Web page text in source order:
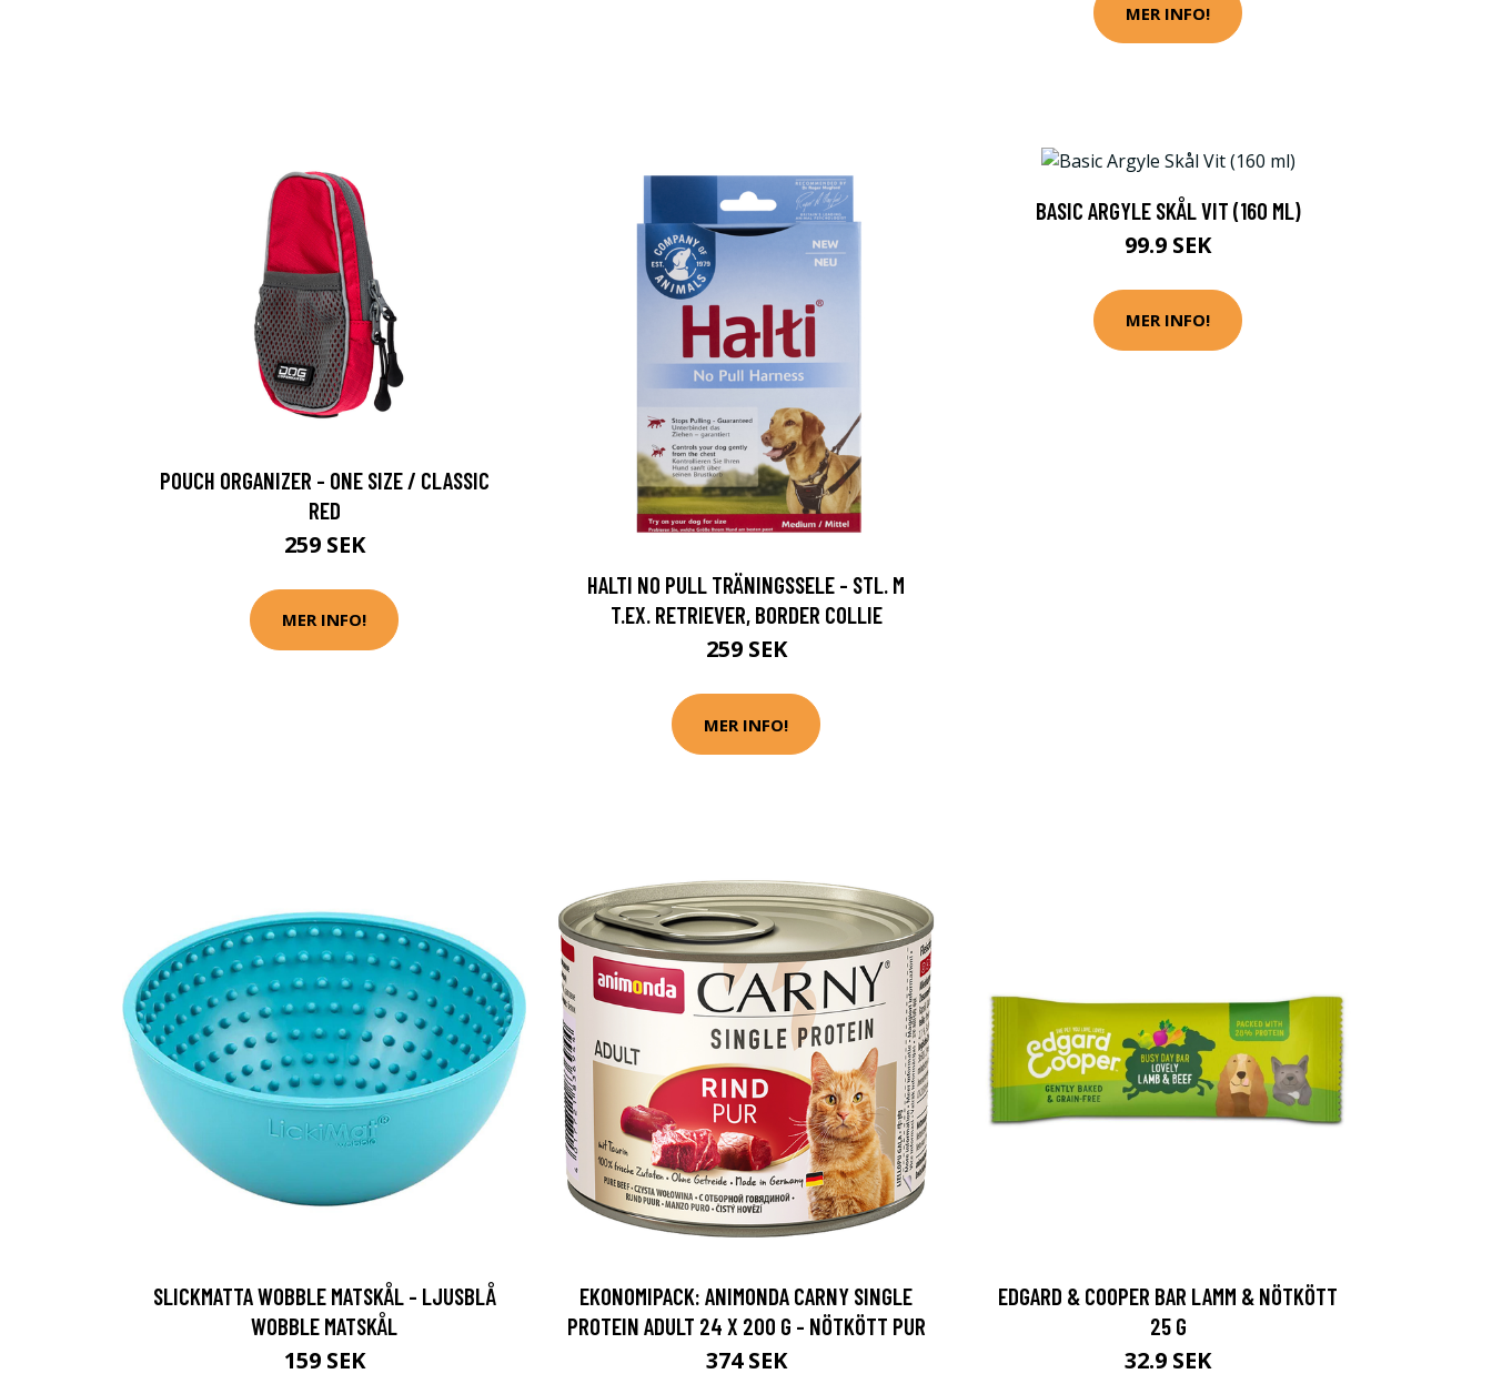
MER INFO!
POUCH ORGANIZER - ONE SIZE / CLASSIC
RED
259 SEK
MER INFO!
HALTI NO PULL TRÄNINGSSELE - STL. M
T.EX. RETRIEVER, BORDER COLLIE
259 SEK
MER INFO!
BASIC ARGYLE SKÅL VIT (160 ML)
99.9 SEK
MER INFO!
SLICKMATTA WOBBLE MATSKÅL - LJUSBLÅ
WOBBLE MATSKÅL
159 SEK
EKONOMIPACK: ANIMONDA CARNY SINGLE
PROTEIN ADULT 24 X 200 G - NÖTKÖTT PUR
374 SEK
EDGARD & COOPER BAR LAMM & NÖTKÖTT
25 G
32.9 SEK